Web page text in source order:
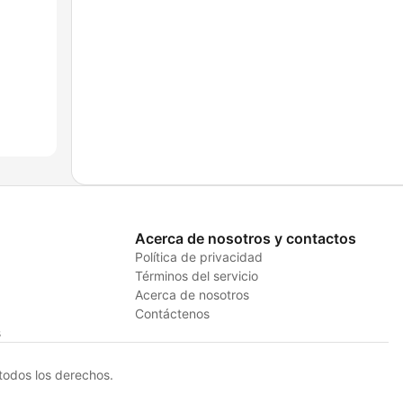
Acerca de nosotros y contactos
Política de privacidad
Términos del servicio
Acerca de nosotros
Contáctenos
los derechos.